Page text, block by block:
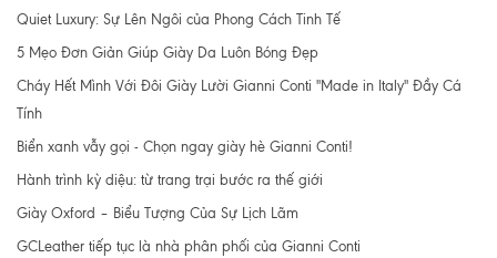
Quiet Luxury: Sự Lên Ngôi của Phong Cách Tinh Tế
5 Mẹo Đơn Giản Giúp Giày Da Luôn Bóng Đẹp
Cháy Hết Mình Với Đôi Giày Lười Gianni Conti "Made in Italy" Đầy Cá
Tính
Biển xanh vẫy gọi - Chọn ngay giày hè Gianni Conti!
Hành trình kỳ diệu: từ trang trại bước ra thế giới
Giày Oxford – Biểu Tượng Của Sự Lịch Lãm
GCLeather tiếp tục là nhà phân phối của Gianni Conti